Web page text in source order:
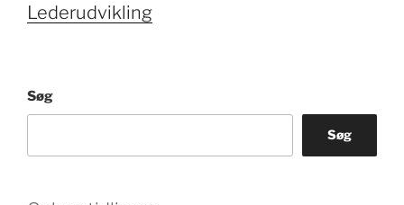
Lederudvikling
Søg
Søg